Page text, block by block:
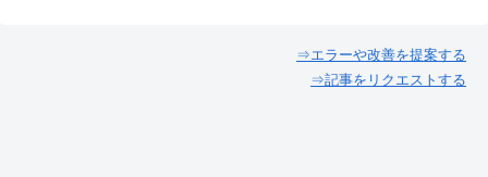
⇒エラーや改善を提案する
⇒記事をリクエストする